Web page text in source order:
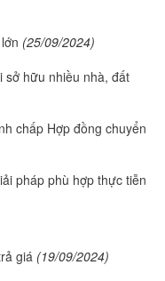
(25/09/2024)
sở hữu nhiều nhà, đất
chấp Hợp đồng chuyển
pháp phù hợp thực tiễn
giá (19/09/2024)